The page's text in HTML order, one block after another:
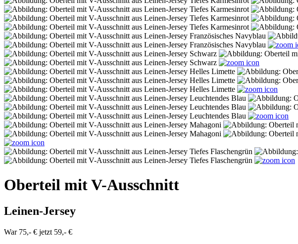
Oberteil mit V-Ausschnitt
Leinen-Jersey
War 75,- € jetzt 59,- €